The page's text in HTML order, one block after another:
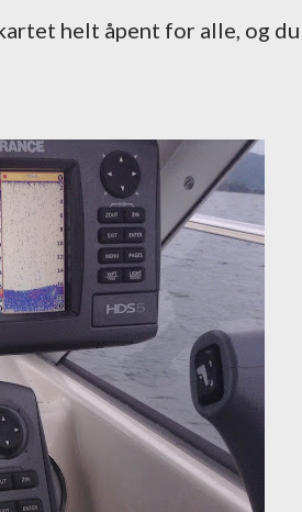
helt åpent for alle, og du